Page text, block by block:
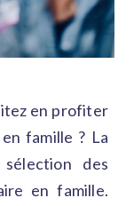
en profiter
famille ? La
des
en famille.